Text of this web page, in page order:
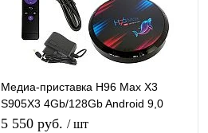
Медиа-приставка H96 Max X3
S905X3 4Gb/128Gb Android 9,0
Медиаплеер Smart tv IPTV
5 550 руб. / шт